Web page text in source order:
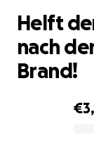
Helft
nach
Brand!